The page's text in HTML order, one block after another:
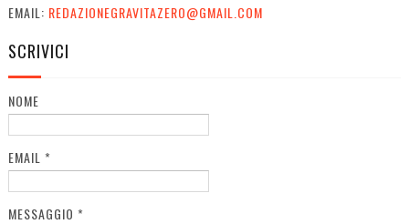
EMAIL: REDAZIONEGRAVITAZERO@GMAIL.COM
SCRIVICI
NOME
EMAIL *
MESSAGGIO *